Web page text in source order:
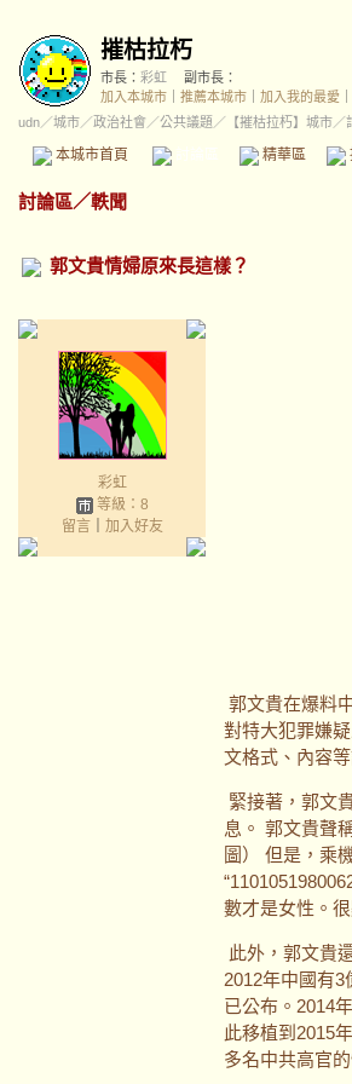
摧枯拉朽
市長： 彩虹
副市長：
加入本城市
推薦本城市 加入我的最愛
udn／城市／政治社會 ／公共議題 ／ 【摧枯拉朽】城市／
本城市首頁 精華區
討論區／軼聞
郭文貴情婦原來長這樣？
彩虹
等級：8
留言｜ 加入好友
郭文貴在爆料
對特大犯罪嫌
文格式、內容
緊接著，郭文
息。 郭文貴聲
圖） 但是，乘
數才是女性。
此外，郭文貴
2012年中國有
已公布。2014
此移植到2015
多名中共高官